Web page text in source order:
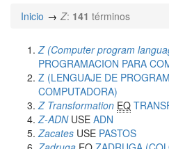
Inicio Z: 141 términos
Z (Computer program
PROGRAMACION PARA
Z (LENGUAJE DE
COMPUTADORA)
Z Transformation EQ
Z-ADNUSE ADN
Zacates USE PASTOS